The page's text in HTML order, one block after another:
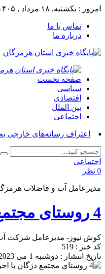
امروز : یکشنبه, ۱۸ مرداد , ۱۴۰۵
تماس با ما
درباره ما
صفحه نخست
سیاسی
اقتصادی
بین الملل
اجتماعی
اعتراف رسانه‌های خارجی
اجتماعی
0 نظر
مدیرعامل آب و فاضلاب
4 روستای مجتمع دژگان با اجرای پروژه های جهاد آبرسانی به آب پایدار دست می یابند
کوش نیوز- مدیرعامل شرکت آب و فاضلاب هرمزگان از بهره مندی ۴
کد خبر : 519
تاریخ انتشار : دوشنبه 1 می 2023 - 13:58